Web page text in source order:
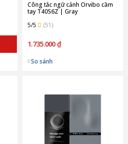
Công tắc ngữ cảnh Orvibo cầm
tay T40S6Z | Gray
5/5
(51)
1.735.000 ₫
So sánh